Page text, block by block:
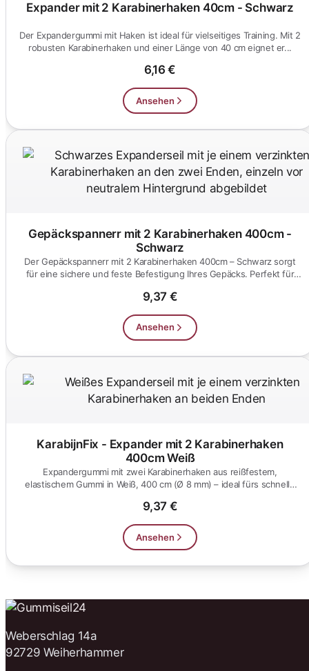
Expander mit 2 Karabinerhaken 40cm - Schwarz
Der Expandergummi mit Haken ist ideal für vielseitiges Training. Mit 2
robusten Karabinerhaken und einer Länge von 40 cm eignet er...
6,16 €
Ansehen
Gepäckspannerr mit 2 Karabinerhaken 400cm -
Schwarz
Der Gepäckspannerr mit 2 Karabinerhaken 400cm – Schwarz sorgt
für eine sichere und feste Befestigung Ihres Gepäcks. Perfekt für
9,37 €
Ansehen
KarabijnFix - Expander mit 2 Karabinerhaken
400cm Weiß
Expandergummi mit zwei Karabinerhaken aus reißfestem,
elastischem Gummi in Weiß, 400 cm (Ø 8 mm) – ideal fürs schnelle
9,37 €
Ansehen
Weberschlag 14a
92729 Weiherhammer